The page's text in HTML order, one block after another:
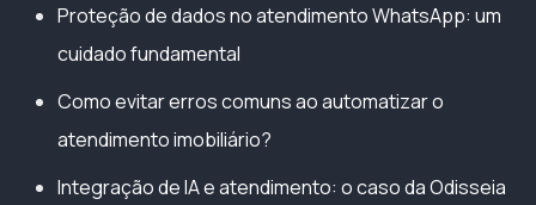
Proteção de dados no atendimento WhatsApp: um
cuidado fundamental
Como evitar erros comuns ao automatizar o
atendimento imobiliário?
Integração de IA e atendimento: o caso da Odisseia